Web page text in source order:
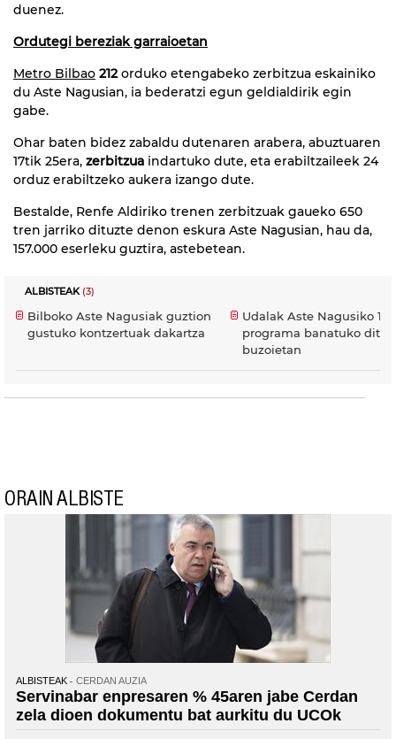
duenez.
Ordutegi bereziak garraioetan
Metro Bilbao 212orduko etengabeko zerbitzua eskainiko
du Aste Nagusian, ia bederatzi egun geldialdirik egin
gabe.
Ohar baten bidez zabaldu dutenaren arabera, abuztuaren
17tik 25era, zerbitzua indartuko dute, eta erabiltzaileek 24
orduz erabiltzeko aukera izango dute.
Bestalde, Renfe Aldiriko trenen zerbitzuak gaueko 650
tren jarriko dituzte denon eskura Aste Nagusian, hau da,
157.000 eserleku guztira, astebetean.
ALBISTEAK(3)
Bilboko Aste Nagusiak guztion
gustuko kontzertuak dakartza
Udalak Aste Nagusiko
programa banatuko ditu
buzoietan
ORAIN ALBISTE
ALBISTEAK CERDAN AUZIA
Servinabar enpresaren % 45aren jabe Cerdan
zela dioen dokumentu bat aurkitu du UCOk